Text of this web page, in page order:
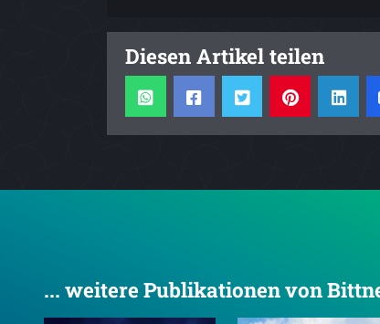
Diesen Artikel teilen
... weitere Publikationen von